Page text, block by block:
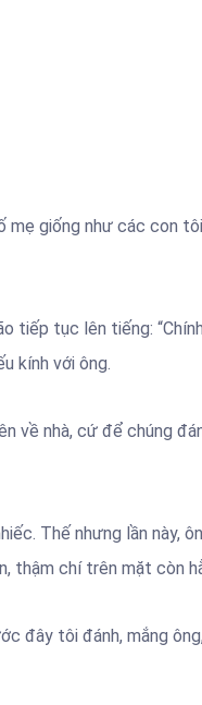
mẹ giống như các con
tiếp tục lên tiếng:
kính với ông.
về nhà, cứ để chúng
Thế nhưng lần này,
thậm chí trên mặt còn
đây tôi đánh, mắng